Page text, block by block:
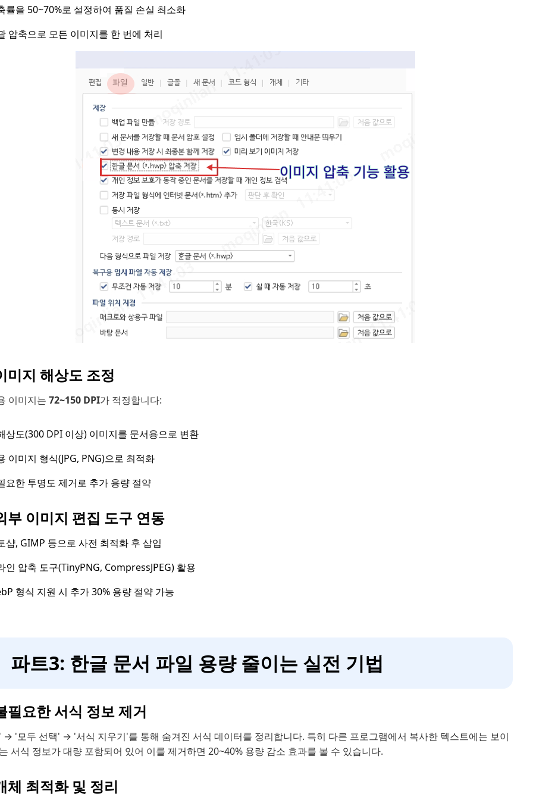
률을 50~70%로 설정하여 품질 손실 최소화
압축으로 모든 이미지를 한 번에 처리
미지 해상도 조정
이미지는 72~150 DPI가 적정합니다:
상도(300 DPI 이상) 이미지를 문서용으로 변환
이미지 형식(JPG, PNG)으로 최적화
요한 투명도 제거로 추가 용량 절약
부 이미지 편집 도구 연동
샵, GIMP 등으로 사전 최적화 후 삽입
인 압축 도구(TinyPNG, CompressJPEG) 활용
형식 지원 시 추가 30% 용량 절약 가능
파트3: 한글 문서 파일 용량 줄이는 실전 기법
필요한 서식 정보 제거
→ '모두 선택' → '서식 지우기'를 통해 숨겨진 서식 데이터를 정리합니다. 특히 다른 프로그램에서 복사한 텍스트에는 보이
서식 정보가 대량 포함되어 있어 이를 제거하면 20~40% 용량 감소 효과를 볼 수 있습니다.
체 최적화 및 정리